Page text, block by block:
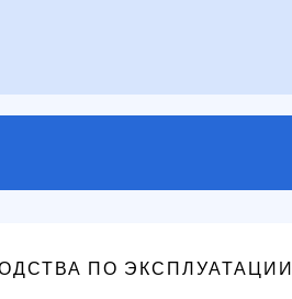
ПО ЭКСПЛУАТАЦИИ